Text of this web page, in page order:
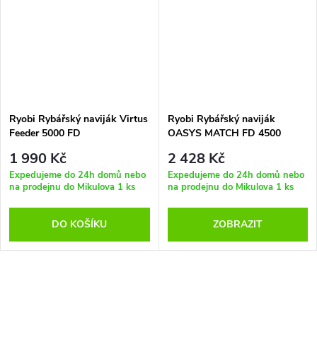
Ryobi Rybářský naviják Virtus
Feeder 5000 FD
1 990 Kč
Expedujeme do 24h domů nebo
na prodejnu do Mikulova 1 ks
DO KOŠÍKU
Ryobi Rybářský naviják
OASYS MATCH FD 4500
2 428 Kč
Expedujeme do 24h domů nebo
na prodejnu do Mikulova 1 ks
ZOBRAZIT